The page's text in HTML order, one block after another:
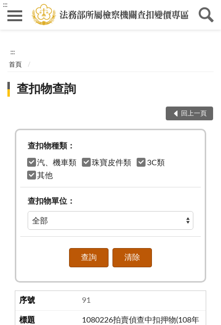
:::
:::
首頁
查扣物查詢
回上一頁
查扣物種類：
汽、機車類 珠寶皮件類
3C類
其他
查扣物單位：
91
1080226拍賣偵查中扣押物(108年